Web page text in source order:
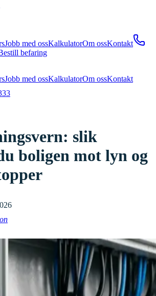
Jobb med ossKalkulatorOm ossKontakt
befaring
Jobb med ossKalkulatorOm ossKontakt
slik
boligen mot lyn og